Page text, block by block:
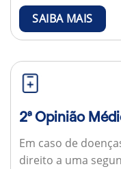
SAIBA MAIS
2ª Opinião
Em caso de
direito a uma